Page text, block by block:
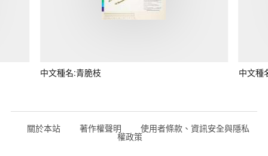
中文種名:青脆枝 中文種
關於本站 著作權聲明 使用者條款、資訊安全與隱私
權政策